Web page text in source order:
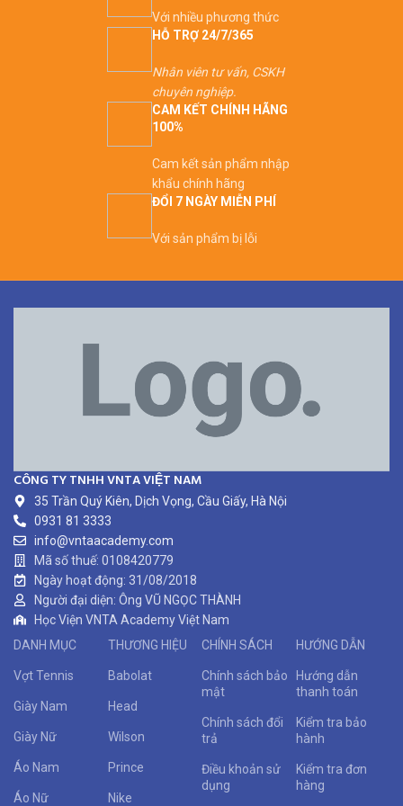
tuổi thọ cao hơn. Một quả
bóng tuyệt vời và chất lượng
cao, và nó có giá cũng rất tốt
Với nhiều phương thức
HỖ TRỢ 24/7/365
Nhân viên tư vấn, CSKH
chuyên nghiệp.
CAM KẾT CHÍNH HÃNG
100%
Cam kết sản phẩm nhập
khẩu chính hãng
ĐỔI 7 NGÀY MIỄN PHÍ
Với sản phẩm bị lỗi
CÔNG TY TNHH VNTA VIỆT NAM
35 Trần Quý Kiên, Dịch Vọng, Cầu Giấy, Hà Nội
0931 81 3333
info@vntaacademy.com
Mã số thuế: 0108420779
Ngày hoạt động: 31/08/2018
Người đại diện: Ông VŨ NGỌC THÀNH
Học Viện VNTA Academy Việt Nam
DANH MỤC
Vợt Tennis
Giày Nam
Giày Nữ
Áo Nam
Áo Nữ
THƯƠNG HIỆU
Babolat
Head
Wilson
Prince
Nike
CHÍNH SÁCH
Chính sách bảo
mật
Chính sách đổi
trả
Điều khoản sử
dụng
HƯỚNG DẪN
Hướng dẫn
thanh toán
Kiểm tra bảo
hành
Kiểm tra đơn
hàng